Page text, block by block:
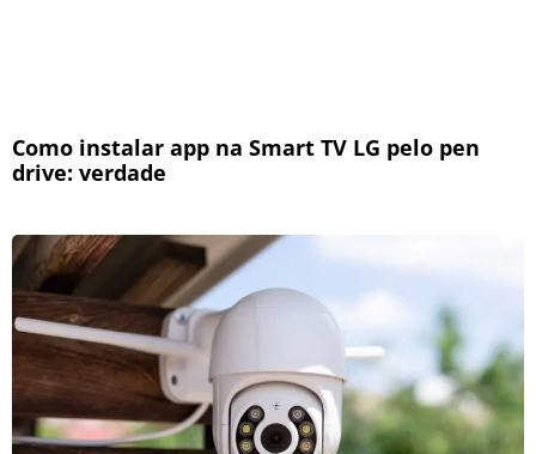
Como instalar app na Smart TV LG pelo pen
drive: verdade